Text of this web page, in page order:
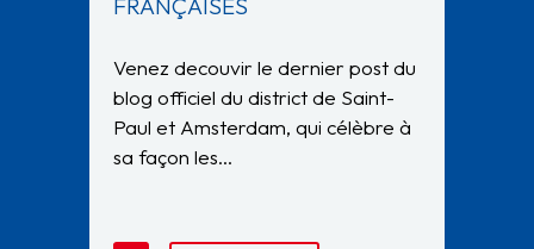
FRANÇAISES
Venez decouvir le dernier post du
blog officiel du district de Saint-
Paul et Amsterdam, qui célèbre à
sa façon les…